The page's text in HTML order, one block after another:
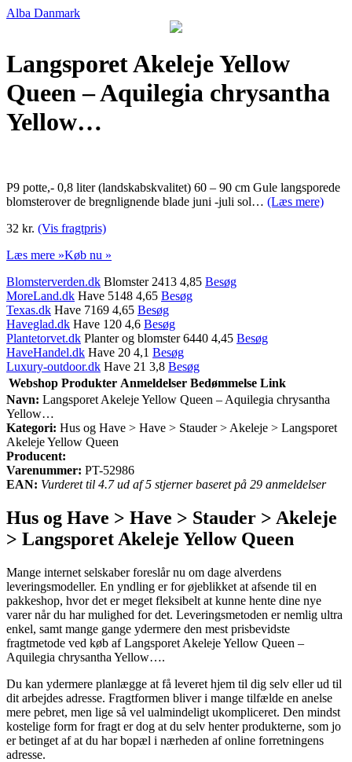
Alba Danmark
Langsporet Akeleje Yellow
Queen – Aquilegia chrysantha
Yellow…
P9 potte,- 0,8 liter (landskabskvalitet) 60 – 90 cm Gule langsporede
blomsterover de bregnlignende blade juni -juli sol… (Læs mere)
32 kr. (Vis fragtpris)
Læs mere »Køb nu »
Blomsterverden.dk Blomster 2413 4,85 Besøg
MoreLand.dk Have 5148 4,65 Besøg
Texas.dk Have 7169 4,65 Besøg
Haveglad.dk Have 120 4,6 Besøg
Plantetorvet.dk Planter og blomster 6440 4,45 Besøg
HaveHandel.dk Have 20 4,1 Besøg
Luxury-outdoor.dk Have 21 3,8 Besøg
Webshop Produkter Anmeldelser Bedømmelse Link
Navn: Langsporet Akeleje Yellow Queen – Aquilegia chrysantha
Yellow…
Kategori: Hus og Have > Have > Stauder > Akeleje > Langsporet
Akeleje Yellow Queen
Producent:
Varenummer: PT-52986
EAN: Vurderet til 4.7 ud af 5 stjerner baseret på 29 anmeldelser
Hus og Have > Have > Stauder > Akeleje
> Langsporet Akeleje Yellow Queen
Mange internet selskaber foreslår nu om dage alverdens
leveringsmodeller. En yndling er for øjeblikket at afsende til en
pakkeshop, hvor det er meget fleksibelt at kunne hente dine nye
varer når du har mulighed for det. Leveringsmetoden er nemlig ultra
enkel, samt mange gange ydermere den mest prisbevidste
fragtmetode ved køb af Langsporet Akeleje Yellow Queen –
Aquilegia chrysantha Yellow….
Du kan ydermere planlægge at få leveret hjem til dig selv eller ud til
dit arbejdes adresse. Fragtformen bliver i mange tilfælde en anelse
mere pebret, men lige så vel ualmindeligt ukompliceret. Den mindst
kostelige form for fragt er dog at du selv henter produkterne, som jo
er betinget af at du har bopæl i nærheden af online forretningens
adresse.